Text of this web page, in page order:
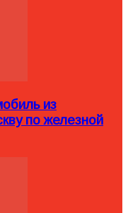
из
по железной